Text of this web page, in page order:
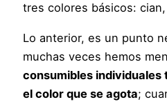
tres colores básicos:
Lo anterior, es un punto
muchas veces hemos
consumibles individuales
el color que se agota;